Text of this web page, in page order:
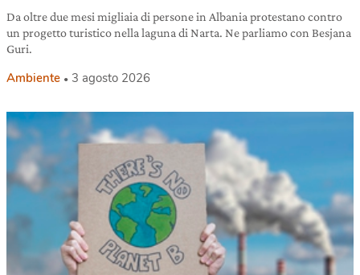
Da oltre due mesi migliaia di persone in Albania protestano contro
un progetto turistico nella laguna di Narta. Ne parliamo con Besjana
Guri.
Ambiente 3 agosto 2026